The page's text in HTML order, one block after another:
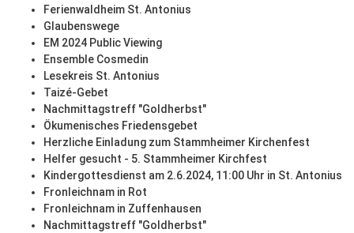
Ferienwaldheim St. Antonius
Glaubenswege
EM 2024 Public Viewing
Ensemble Cosmedin
Lesekreis St. Antonius
Taizé-Gebet
Nachmittagstreff "Goldherbst"
Ökumenisches Friedensgebet
Herzliche Einladung zum Stammheimer Kirchenfest
Helfer gesucht - 5. Stammheimer Kirchfest
Kindergottesdienst am 2.6.2024, 11:00 Uhr in St. Antonius
Fronleichnam in Rot
Fronleichnam in Zuffenhausen
Nachmittagstreff "Goldherbst"